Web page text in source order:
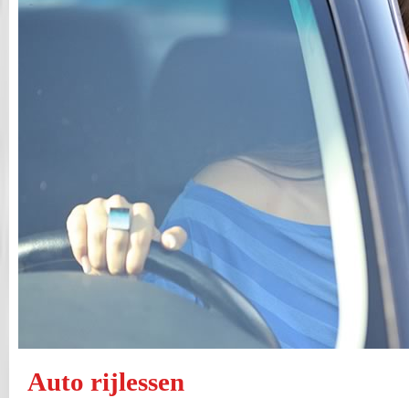
Auto rijlessen